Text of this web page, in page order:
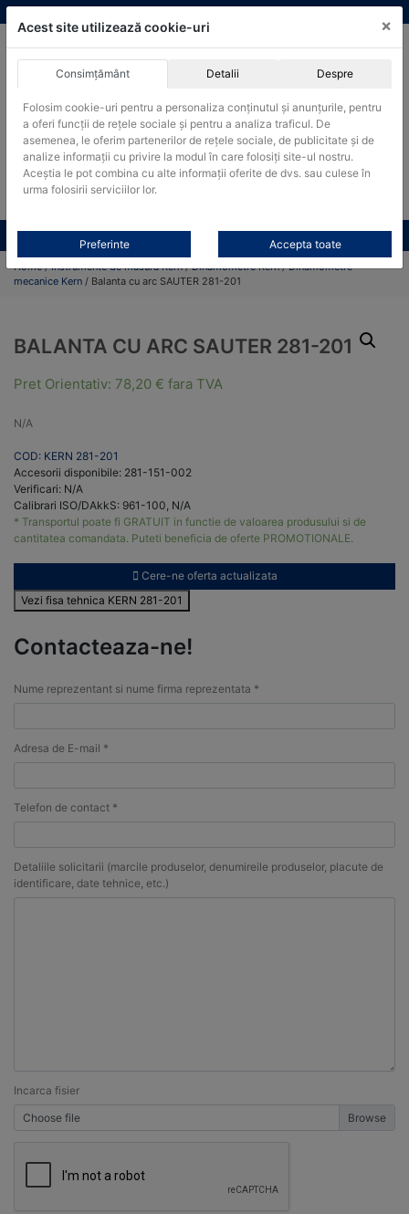
Skip
to
Produsele pot fi achizitionate si in sistemul SEAP / SICAP
Products
search
CAUTARE
Toate produsele CONTACT
Home/Instrumente de masura Kern/Dinamometre Kern/Dinamometre
mecanice Kern / Balanta cu arc SAUTER 281-201
BALANTA CU ARC SAUTER 281-201
Pret Orientativ: 78,20 € fara TVA
N/A
COD: KERN 281-201
Accesorii disponibile: 281-151-002
Verificari: N/A
Calibrari ISO/DAkkS: 961-100, N/A
* Transportul poate fi GRATUIT in functie de valoarea produsului si de
cantitatea comandata. Puteti beneficia de oferte PROMOTIONALE.
Cere-ne oferta actualizata
Vezi fisa tehnica KERN 281-201
Contacteaza-ne!
Nume reprezentant si nume firma reprezentata *
Adresa de E-mail *
Telefon de contact *
Detaliile solicitarii (marcile produselor, denumireile produselor, placute de
identificare, date tehnice, etc.)
Incarca fisier
Choose file
Acest site utilizează cookie-uri ×
Consimțământ Detalii Despre
Folosim cookie-uri pentru a personaliza conținutul și anunțurile, pentru
a oferi funcții de rețele sociale și pentru a analiza traficul. De
asemenea, le oferim partenerilor de rețele sociale, de publicitate și de
analize informații cu privire la modul în care folosiți site-ul nostru.
Aceștia le pot combina cu alte informații oferite de dvs. sau culese în
urma folosirii serviciilor lor.
Preferinte Accepta toate